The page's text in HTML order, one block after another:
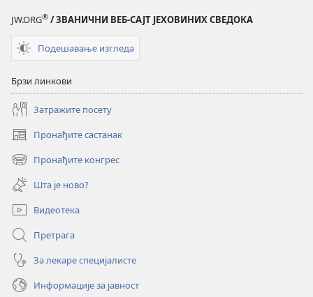
JW.ORG® / ЗВАНИЧНИ ВЕБ-САЈТ ЈЕХОВИНИХ СВЕДОКА
Подешавање изгледа
Брзи линкови
Затражите посету
Пронађите састанак
(отвара
нови
прозор)
Пронађите конгрес
(отвара
нови
прозор)
Шта је ново?
Видеотека
Претрага
За лекаре специјалисте
Информације за јавност